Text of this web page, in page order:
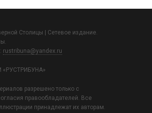
Столицы | Сетевое издание.
rustribuna@yandex.ru
«РУСТРИБУНА»
разрешено только с
правообладателей. Все
принадлежат их авторам.